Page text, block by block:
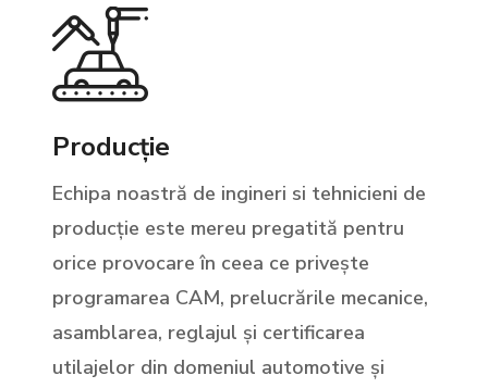
Producție
Echipa noastră de ingineri si tehnicieni de
producție este mereu pregatită pentru
orice provocare în ceea ce privește
programarea CAM, prelucrările mecanice,
asamblarea, reglajul și certificarea
utilajelor din domeniul automotive și